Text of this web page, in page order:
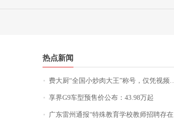
热点新闻
费大厨“全国小炒肉大王”称号，仅凭视频评出？中国烹饪协会回应
享界G9车型预售价公布：43.98万起
广东雷州通报“特殊教育学校教师招聘存在违规行为”：已启动问责程序 副校长被停职